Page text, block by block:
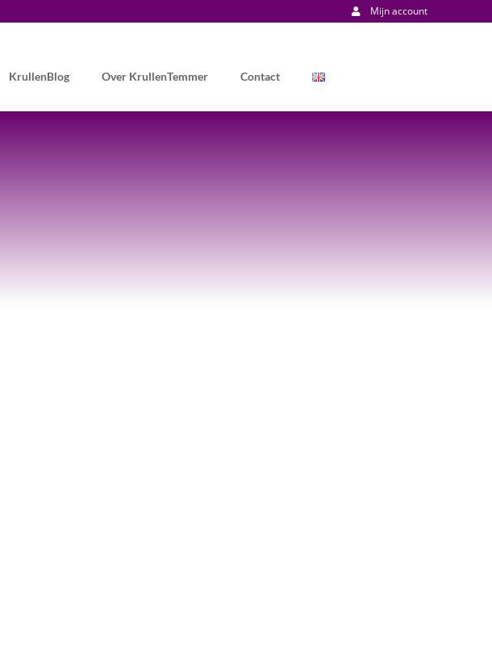
Mijn account
KrullenBlog Over KrullenTemmer Contact